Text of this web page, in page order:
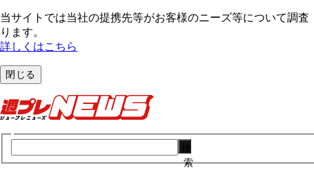
当サイトでは当社の提携先等がお客様のニーズ等について調
ります。
詳しくはこちら
閉じる
索